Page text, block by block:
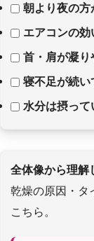
朝より夜の方
エアコンの
首・肩が凝り
寝不足が続い
水分は摂って
全体像から理解
乾燥の原因・タ
こちら。